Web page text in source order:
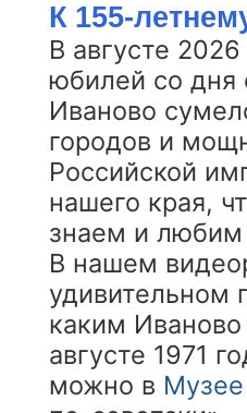
К 155-
В августе
юбилей со дня
Иваново
городов и
Российской
нашего края,
знаем и любим
В нашем
удивительном
каким
августе 1971
можно в